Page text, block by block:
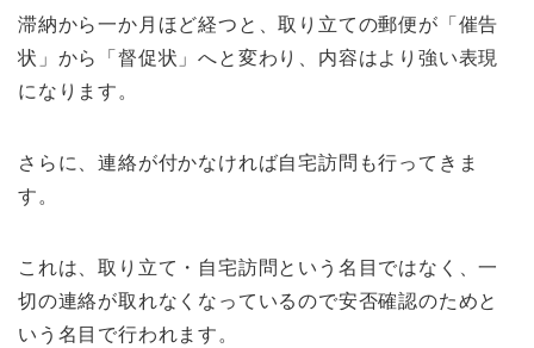
滞納から一か月ほど経つと、取り立ての郵便が「催告
状」から「督促状」へと変わり、内容はより強い表現
になります。
さらに、連絡が付かなければ自宅訪問も行ってきま
す。
これは、取り立て・自宅訪問という名目ではなく、一
切の連絡が取れなくなっているので安否確認のためと
いう名目で行われます。